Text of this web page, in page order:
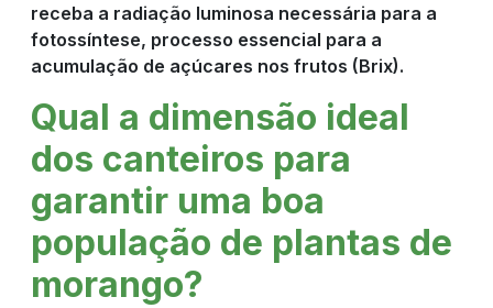
receba a radiação luminosa necessária para a
fotossíntese, processo essencial para a
acumulação de açúcares nos frutos (Brix).
Qual a dimensão ideal
dos canteiros para
garantir uma boa
população de plantas de
morango?